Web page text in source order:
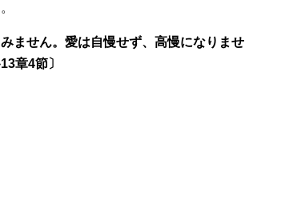
ません。愛は自慢せず、高慢になりませ
章4節〕